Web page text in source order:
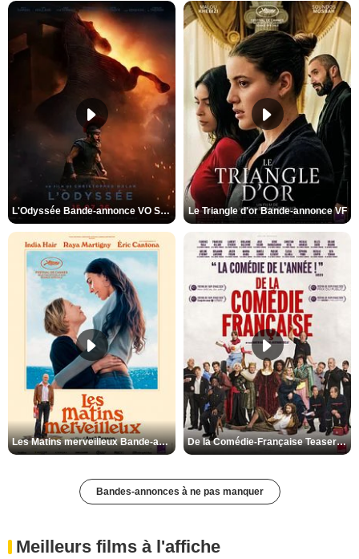
L'Odyssée Bande-annonce VO STFR Le Triangle d'or Bande-annonce VF
Les Matins merveilleux Bande-annonce VF De la Comédie-Française Teaser VF
Bandes-annonces à ne pas manquer
Meilleurs films à l'affiche